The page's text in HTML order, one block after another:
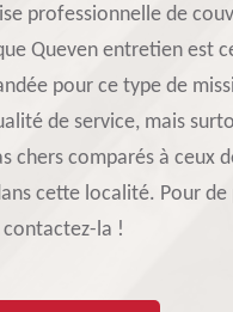
professionnelle de
Queven entretien est
pour ce type de
de service, mais
chers comparés à ceux
cette localité. Pour de
la !